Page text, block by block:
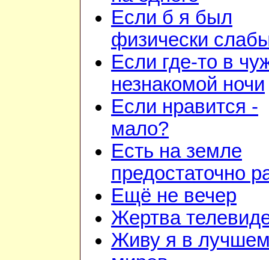
Если б я был
физически
Если где-то в
незнакомой ночи
Если нравится -
мало?
Есть на земле
предостаточно
Ещё не вечер
Жертва
Живу я в